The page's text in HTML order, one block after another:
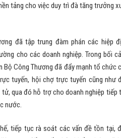
tảng cho việc duy trì đà tăng trưởng
đã tập trung đàm phán các hiệp
cho các doanh nghiệp. Trong bối
Bộ Công Thương đã đẩy mạnh tổ chức
tuyến, hội chợ trực tuyến cũng như
qua đó hỗ trợ cho doanh nghiệp tiếp
nước.
tiếp tục rà soát các vấn đề tồn tại,